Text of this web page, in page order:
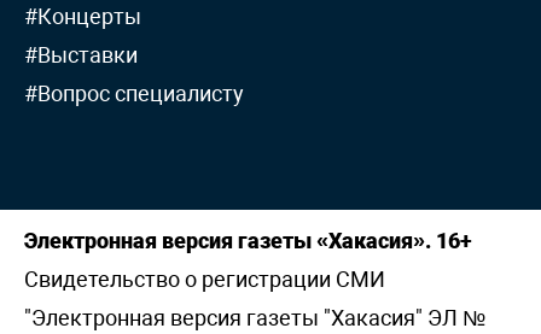
#Концерты
#Выставки
#Вопрос специалисту
Электронная версия газеты «Хакасия». 16+
Свидетельство о регистрации СМИ
"Электронная версия газеты "Хакасия" ЭЛ №